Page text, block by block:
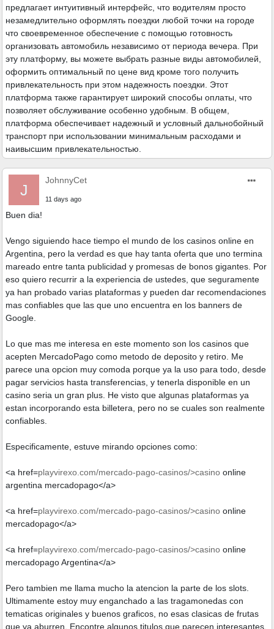
предлагает интуитивный интерфейс, что водителям просто
незамедлительно оформлять поездки любой точки на городе
что своевременное обеспечение с помощью готовность
организовать автомобиль независимо от периода вечера. При
эту платформу, вы можете выбрать разные виды автомобилей,
оформить оптимальный по цене вид кроме того получить
привлекательность при этом надежность поездки. Этот
платформа также гарантирует широкий способы оплаты, что
позволяет обслуживание особенно удобным. В общем,
платформа обеспечивает надежный и условный дальнобойный
транспорт при использовании минимальным расходами и
наивысшим привлекательностью.
J
JohnnyCet
11 days ago
Buen dia!
Vengo siguiendo hace tiempo el mundo de los casinos online en
Argentina, pero la verdad es que hay tanta oferta que uno termina
mareado entre tanta publicidad y promesas de bonos gigantes. Por
eso quiero recurrir a la experiencia de ustedes, que seguramente
ya han probado varias plataformas y pueden dar recomendaciones
mas confiables que las que uno encuentra en los banners de
Google.
Lo que mas me interesa en este momento son los casinos que
acepten MercadoPago como metodo de deposito y retiro. Me
parece una opcion muy comoda porque ya la uso para todo, desde
pagar servicios hasta transferencias, y tenerla disponible en un
casino seria un gran plus. He visto que algunas plataformas ya
estan incorporando esta billetera, pero no se cuales son realmente
confiables.
Especificamente, estuve mirando opciones como:
<a href=playvirexo.com/mercado-pago-casinos/>casino online
argentina mercadopago</a>
<a href=playvirexo.com/mercado-pago-casinos/>casino online
mercadopago</a>
<a href=playvirexo.com/mercado-pago-casinos/>casino online
mercadopago Argentina</a>
Pero tambien me llama mucho la atencion la parte de los slots.
Ultimamente estoy muy enganchado a las tragamonedas con
tematicas originales y buenos graficos, no esas clasicas de frutas
que ya aburren. Encontre algunos titulos que parecen interesantes,